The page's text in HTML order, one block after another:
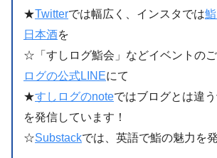
★Twitterでは幅広く、インスタでは
日本酒を
☆「すしログ鮨会」などイベントのご
ログの公式LINEにて
★すしログのnoteではブログとは違
を発信しています！
☆Substackでは、英語で鮨の魅力を